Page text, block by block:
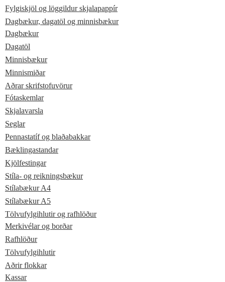
Fylgiskjöl og löggildur skjalapappír
Dagbækur, dagatöl og minnisbækur
Dagbækur
Dagatöl
Minnisbækur
Minnismiðar
Aðrar skrifstofuvörur
Fótaskemlar
Skjalavarsla
Seglar
Pennastatíf og blaðabakkar
Bæklingastandar
Kjölfestingar
Stíla- og reikningsbækur
Stílabækur A4
Stílabækur A5
Tölvufylgihlutir og rafhlöður
Merkivélar og borðar
Rafhlöður
Tölvufylgihlutir
Aðrir flokkar
Kassar